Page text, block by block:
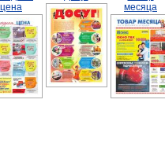
цена
месяца